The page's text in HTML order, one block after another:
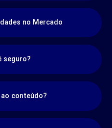
no Mercado
seguro?
conteúdo?